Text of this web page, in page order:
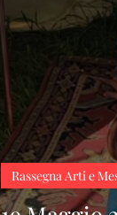
Rassegna Arti e